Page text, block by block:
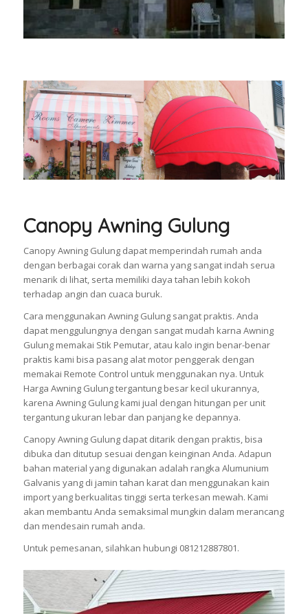
Canopy Awning Gulung
Canopy Awning Gulung dapat memperindah rumah anda
dengan berbagai corak dan warna yang sangat indah serua
menarik di lihat, serta memiliki daya tahan lebih kokoh
terhadap angin dan cuaca buruk.
Cara menggunakan Awning Gulung sangat praktis. Anda
dapat menggulungnya dengan sangat mudah karna Awning
Gulung memakai Stik Pemutar, atau kalo ingin benar-benar
praktis kami bisa pasang alat motor penggerak dengan
memakai Remote Control untuk menggunakan nya. Untuk
Harga Awning Gulung tergantung besar kecil ukurannya,
karena Awning Gulung kami jual dengan hitungan per unit
tergantung ukuran lebar dan panjang ke depannya.
Canopy Awning Gulung dapat ditarik dengan praktis, bisa
dibuka dan ditutup sesuai dengan keinginan Anda. Adapun
bahan material yang digunakan adalah rangka Alumunium
Galvanis yang di jamin tahan karat dan menggunakan kain
import yang berkualitas tinggi serta terkesan mewah. Kami
akan membantu Anda semaksimal mungkin dalam merancang
dan mendesain rumah anda.
Untuk pemesanan, silahkan hubungi 081212887801.